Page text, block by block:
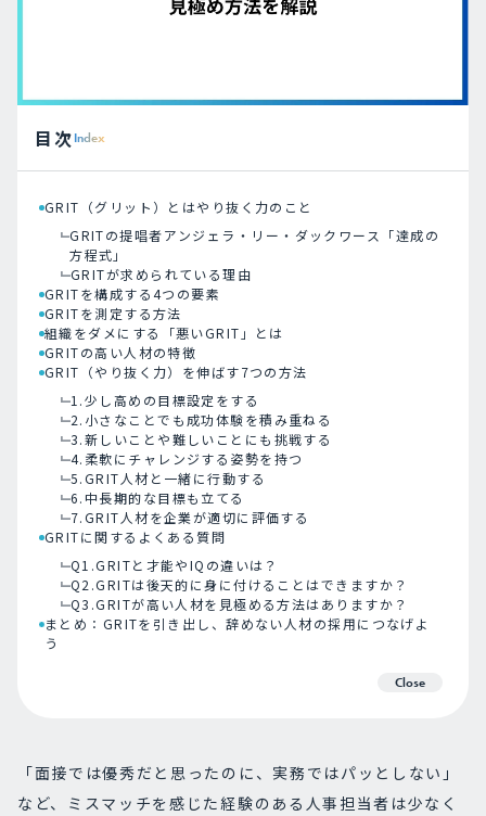
目次 Index
GRIT（グリット）とはやり抜く力のこと
GRITの提唱者アンジェラ・リー・ダックワース「達成の
方程式」
GRITが求められている理由
GRITを構成する4つの要素
GRITを測定する方法
組織をダメにする「悪いGRIT」とは
GRITの高い人材の特徴
GRIT（やり抜く力）を伸ばす7つの方法
1.少し高めの目標設定をする
2.小さなことでも成功体験を積み重ねる
3.新しいことや難しいことにも挑戦する
4.柔軟にチャレンジする姿勢を持つ
5.GRIT人材と一緒に行動する
6.中長期的な目標も立てる
7.GRIT人材を企業が適切に評価する
GRITに関するよくある質問
Q1.GRITと才能やIQの違いは？
Q2.GRITは後天的に身に付けることはできますか？
Q3.GRITが高い人材を見極める方法はありますか？
まとめ：GRITを引き出し、辞めない人材の採用につなげよ
う
Close
「面接では優秀だと思ったのに、実務ではパッとしない」
など、ミスマッチを感じた経験のある人事担当者は少なく